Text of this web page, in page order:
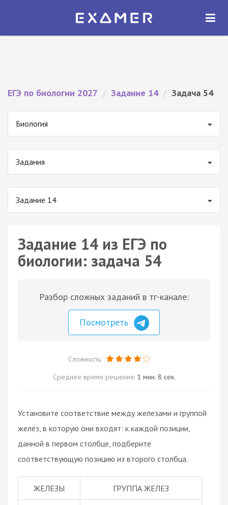
Экзамер — ЕГЭ 2027
ОТКРЫТЬ
ЕГЭ по биологии 2027 / Задание 14 / Задача 54
Биология
Задания
Задание 14
Задание 14 из ЕГЭ по
биологии: задача 54
Разбор сложных заданий в тг-канале:
Посмотреть
Сложность:
Среднее время решения: 1 мин. 8 сек.
Установите соответствие между железами и группой
желёз, в которую они входят: к каждой позиции,
данной в первом столбце, подберите
соответствующую позицию из второго столбца.
ЖЕЛЕЗЫ ГРУППА ЖЕЛЕЗ